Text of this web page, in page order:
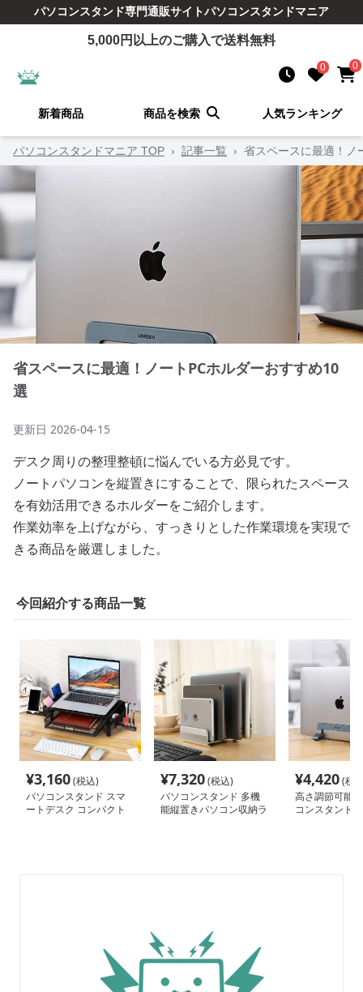
パソコンスタンド専門通販サイトパソコンスタンドマニア
5,000円以上のご購入で送料無料
0 0
新着商品 商品を検索 人気ランキング
パソコンスタンドマニア TOP › 記事一覧 › 省スペースに最適！ノ
省スペースに最適！ノートPCホルダーおすすめ10
選
更新日 2026-04-15
デスク周りの整理整頓に悩んでいる方必見です。
ノートパソコンを縦置きにすることで、限られたスペース
を有効活用できるホルダーをご紹介します。
作業効率を上げながら、すっきりとした作業環境を実現で
きる商品を厳選しました。
今回紹介する商品一覧
¥3,160(税込)
パソコンスタンド スマ
ートデスク コンパクト
¥7,320(税込)
パソコンスタンド 多機
能縦置きパソコン収納ラ
¥4,420(税
高さ調節可能
コンスタンド